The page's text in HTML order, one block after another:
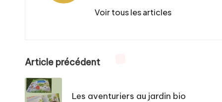
Voir tous les articles
Post
navigation
Article précédent
Les aventuriers au jardin bio